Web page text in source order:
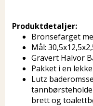
Produktdetaljer:
Bronsefarget
Mål:
Gravert Halvor
Pakket i en
Lutz
brett og